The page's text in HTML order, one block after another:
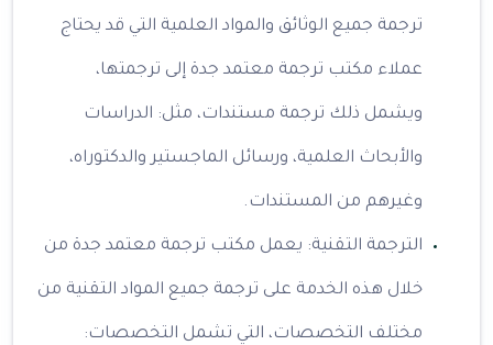
ترجمة جميع الوثائق والمواد العلمية التي قد يحتاج
عملاء مكتب ترجمة معتمد جدة إلى ترجمتها،
ويشمل ذلك ترجمة مستندات، مثل: الدراسات
والأبحاث العلمية، ورسائل الماجستير والدكتوراه،
وغيرهم من المستندات.
الترجمة التقنية: يعمل مكتب ترجمة معتمد جدة من
خلال هذه الخدمة على ترجمة جميع المواد التقنية من
مختلف التخصصات، التي تشمل التخصصات: